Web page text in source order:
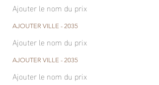
Ajouter le nom du prix
AJOUTER VILLE - 2035
Ajouter le nom du prix
AJOUTER VILLE - 2035
Ajouter le nom du prix